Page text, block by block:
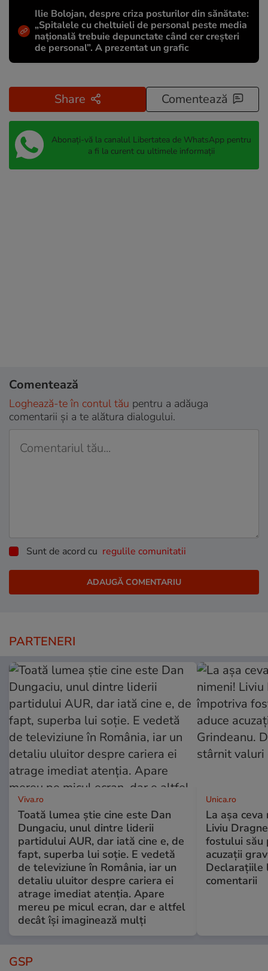
Ilie Bolojan, despre criza posturilor din sănătate:
„Spitalele cu cheltuieli de personal peste media
națională trebuie depunctate când cer creșteri
de personal”. A prezentat un grafic
Share Comentează
Abonați-vă la canalul Libertatea de WhatsApp pentru
a fi la curent cu ultimele informații
Comentează
Loghează-te în contul tău pentru a adăuga
comentarii și a te alătura dialogului.
Sunt de acord cu regulile comunitatii
PARTENERI
Viva.ro
Toată lumea știe cine este Dan
Dungaciu, unul dintre liderii
partidului AUR, dar iată cine e, de
fapt, superba lui soție. E vedetă
de televiziune în România, iar un
detaliu uluitor despre cariera ei
atrage imediat atenția. Apare
mereu pe micul ecran, dar e altfel
decât își imaginează mulți
Unica.ro
La așa
Liviu
fostului său
acuzații
Declarațiile
comentarii
GSP